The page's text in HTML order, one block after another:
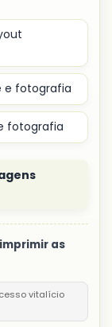
e fotografia
fotografia
as
vitalício